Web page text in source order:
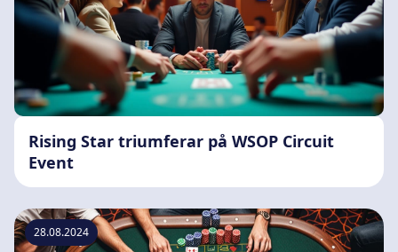
Rising Star triumferar på WSOP Circuit
Event
28.08.2024